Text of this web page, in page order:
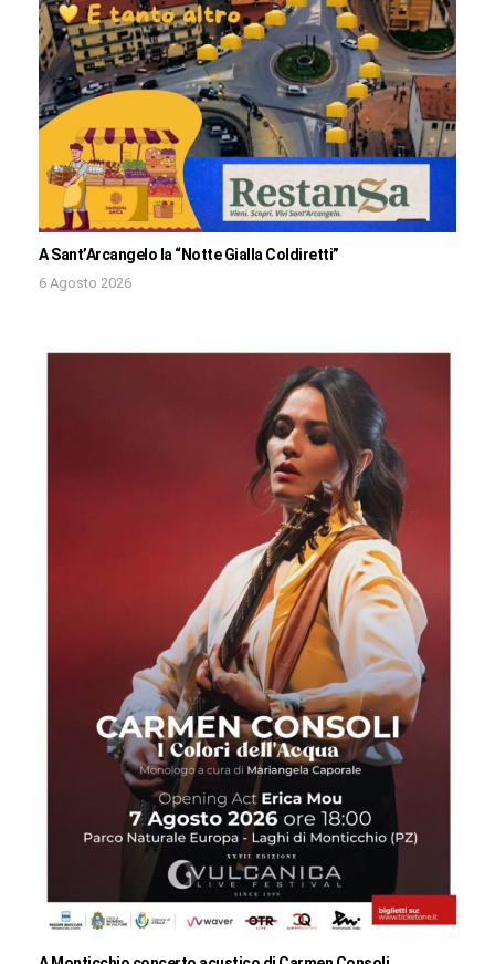
A Sant’Arcangelo la “Notte Gialla Coldiretti”
6 Agosto 2026